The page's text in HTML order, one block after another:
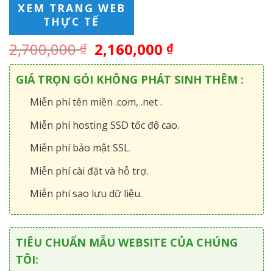
XEM TRANG WEB
THỰC TẾ
2,700,000₫ 2,160,000₫
GIÁ TRỌN GÓI KHÔNG PHÁT SINH THÊM :
Miễn phí tên miền .com, .net .
Miễn phí hosting SSD tốc độ cao.
Miễn phí bảo mật SSL.
Miễn phí cài đặt và hỗ trợ.
Miễn phí sao lưu dữ liệu.
TIÊU CHUẨN MẪU WEBSITE CỦA CHÚNG
TÔI: